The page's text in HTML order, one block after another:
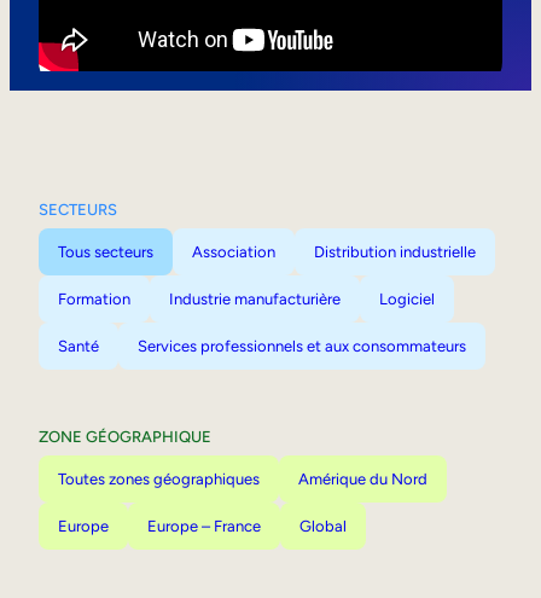
SECTEURS
Tous secteurs Association Distribution industrielle
Formation Industrie manufacturière Logiciel
Santé Services professionnels et aux consommateurs
ZONE GÉOGRAPHIQUE
Toutes zones géographiques Amérique du Nord
Europe Europe – France Global